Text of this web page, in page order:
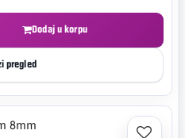
Dodaj u korpu
pregled